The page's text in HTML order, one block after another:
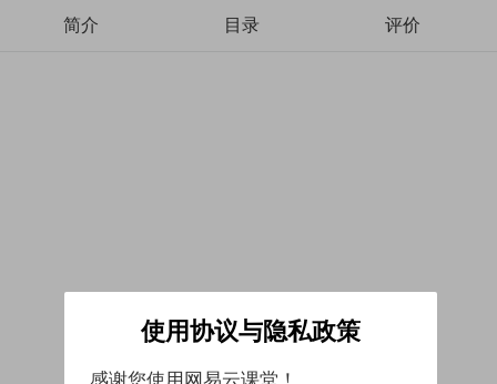
简介 目录 评价
使用协议与隐私政策